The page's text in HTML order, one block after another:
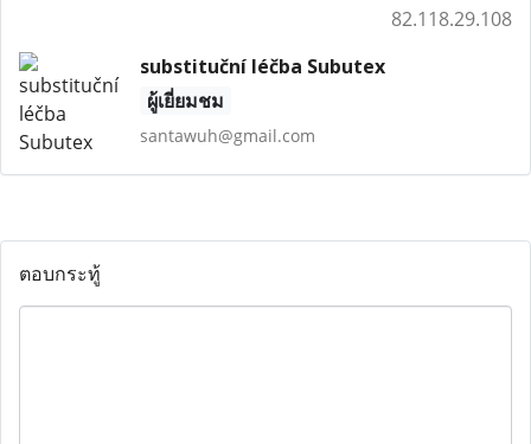
82.118.29.108
substituční léčba Subutex
ผู้เยี่ยมชม
santawuh@gmail.com
ตอบกระทู้